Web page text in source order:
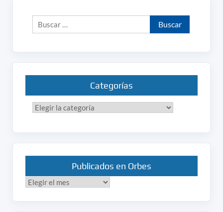
Buscar:
Categorías
Categorías
Publicados en Orbes
Publicados